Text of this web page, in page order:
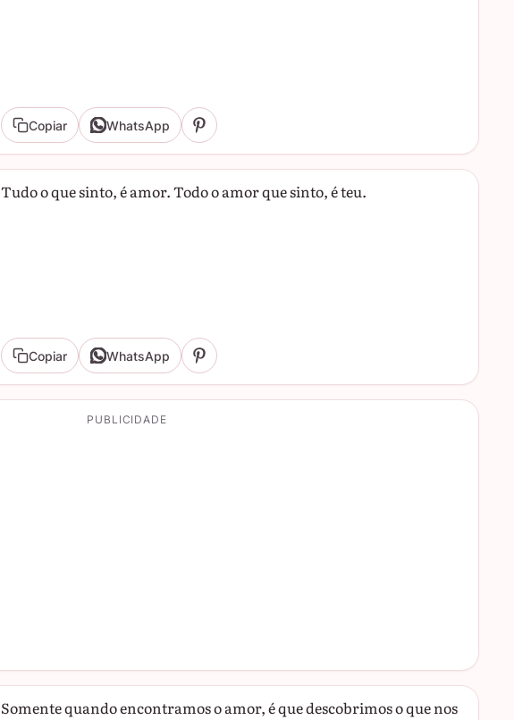
Copiar WhatsApp
Tudo o que sinto, é amor. Todo o amor que sinto, é teu.
Copiar WhatsApp
PUBLICIDADE
Somente quando encontramos o amor, é que descobrimos o que nos